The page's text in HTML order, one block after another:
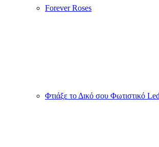
Forever Roses
Φτιάξε το Δικό σου Φωτιστικό Led